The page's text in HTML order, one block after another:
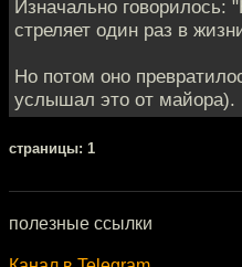
Изначально говорилось:
стреляет один раз в
Но потом оно
услышал это от майора).
cтраницы: 1
полезные ссылки